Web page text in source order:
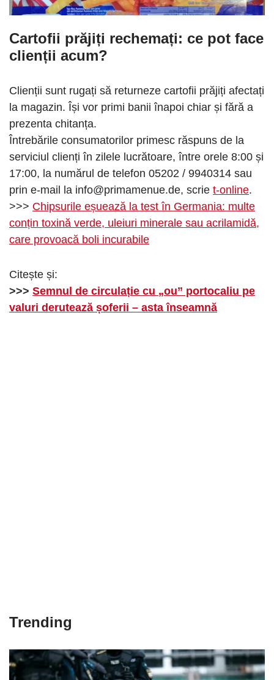
Cartofii prăjiți rechemați: ce pot face
clienții acum?
Clienții sunt rugați să returneze cartofii prăjiți afectați
la magazin. Își vor primi banii înapoi chiar și fără a
prezenta chitanța.
Întrebările consumatorilor primesc răspuns de la
serviciul clienți în zilele lucrătoare, între orele 8:00 și
17:00, la numărul de telefon 05202 / 9940314 sau
prin e-mail la info@primamenue.de, scrie t-online.
>>> Chipsurile eșuează la test în Germania: multe
conțin toxină verde, uleiuri minerale sau acrilamidă,
care provoacă boli incurabile
Citește și:
>>> Semnul de circulație cu „ou” portocaliu pe
valuri derutează șoferii – asta înseamnă
Trending